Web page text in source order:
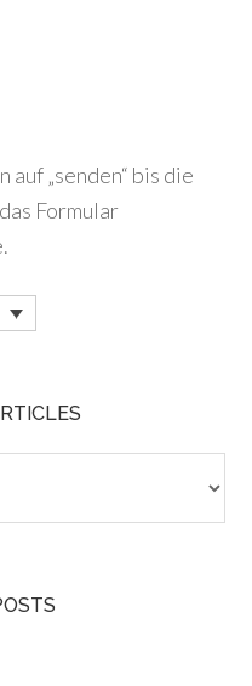
„senden“ bis die
Formular